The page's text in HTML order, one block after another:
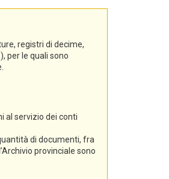
registri di decime,
per le quali sono
al servizio dei conti
di documenti, fra
provinciale sono